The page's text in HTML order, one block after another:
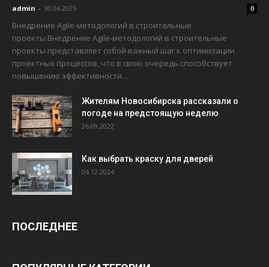
admin - 30.04.2025 0
Внедрение Agile-методологий в строительные
проекты.Внедрение Agile-методологий в строительные
проекты представляет собой важный шаг к оптимизации
проектных процессов, что в свою очередь способствует
повышению эффективности...
Жителям Новосибирска рассказали о
погоде на предстоящую неделю
26.09.2022
Как выбрать краску для дверей
04.12.2024
ПОСЛЕДНЕЕ